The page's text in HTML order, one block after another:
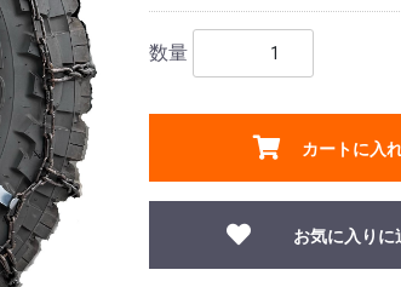
数量
カートに入
お気に入りに